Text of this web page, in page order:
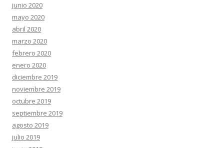
junio 2020
mayo 2020
abril 2020
marzo 2020
febrero 2020
enero 2020
diciembre 2019
noviembre 2019
octubre 2019
septiembre 2019
agosto 2019
julio 2019